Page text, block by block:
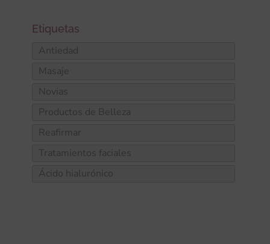
Antiedad
Masaje
Novias
Productos de Belleza
Reafirmar
Tratamientos faciales
Ácido hialurónico